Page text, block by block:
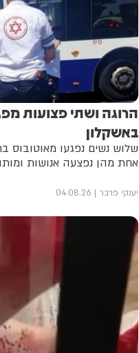
הרוגה ושתי פצועות
באשקלון
שלוש נשים נפגעו מאוטובוס
אחת מהן נפצעה אנושות
יענקי פרבר 04.08.26